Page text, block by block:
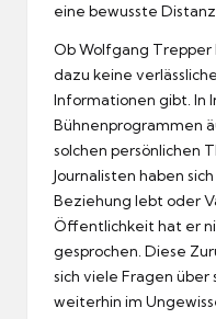
eine bewusste
Ob Wolfgang Trepper
dazu keine
Informationen gibt. In
Bühnenprogrammen
solchen persönlichen
Journalisten haben
Beziehung lebt oder
Öffentlichkeit hat er
gesprochen. Diese
sich viele Fragen
weiterhin im